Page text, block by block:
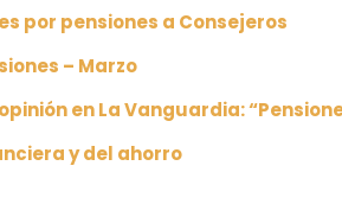
por pensiones a Consejeros
– Marzo
en La Vanguardia:
y del ahorro